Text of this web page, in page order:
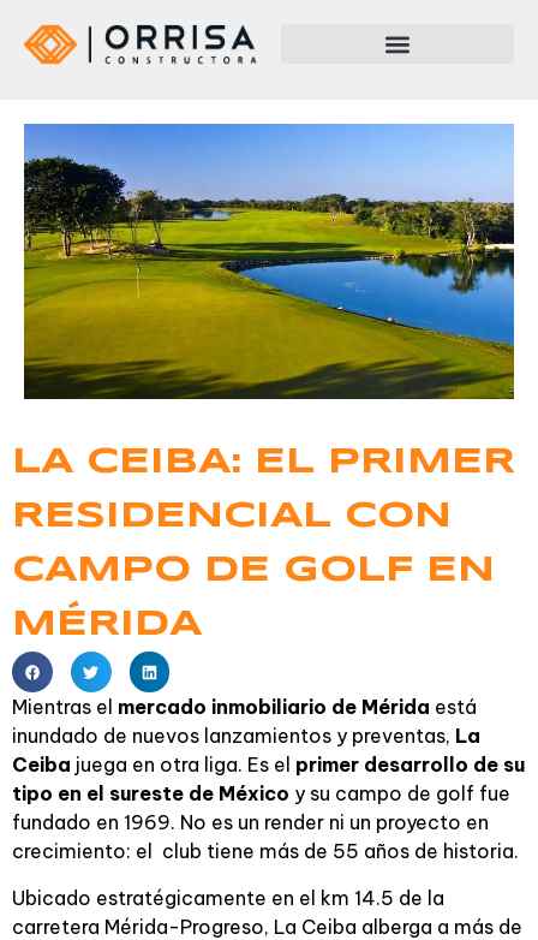
LA CEIBA: EL PRIMER
RESIDENCIAL CON
CAMPO DE GOLF EN
MÉRIDA
Mientras el mercado inmobiliario de Mérida está
inundado de nuevos lanzamientos y preventas, La
Ceiba juega en otra liga. Es el primer desarrollo de su
tipo en el sureste de México y su campo de golf fue
fundado en 1969. No es un render ni un proyecto en
crecimiento: el club tiene más de 55 años de historia.
Ubicado estratégicamente en el km 14.5 de la
carretera Mérida-Progreso, La Ceiba alberga a más de